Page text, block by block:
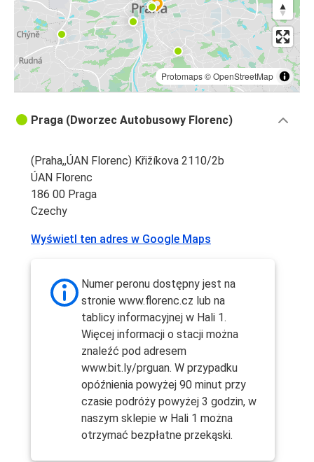
Protomaps©OpenStreetMap
Praga (Dworzec Autobusowy Florenc)
(Praha,,ÚAN Florenc) Křižíkova 2110/2b
ÚAN Florenc
186 00 Praga
Czechy
Wyświetl ten adres w Google Maps
Numer peronu dostępny jest na
stronie www.florenc.cz lub na
tablicy informacyjnej w Hali 1.
Więcej informacji o stacji można
znaleźć pod adresem
www.bit.ly/prguan. W przypadku
opóźnienia powyżej 90 minut przy
czasie podróży powyżej 3 godzin, w
naszym sklepie w Hali 1 można
otrzymać bezpłatne przekąski.